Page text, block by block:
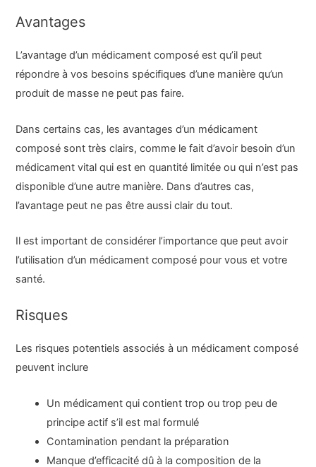
Avantages
L’avantage d’un médicament composé est qu’il peut
répondre à vos besoins spécifiques d’une manière qu’un
produit de masse ne peut pas faire.
Dans certains cas, les avantages d’un médicament
composé sont très clairs, comme le fait d’avoir besoin d’un
médicament vital qui est en quantité limitée ou qui n’est pas
disponible d’une autre manière. Dans d’autres cas,
l’avantage peut ne pas être aussi clair du tout.
Il est important de considérer l’importance que peut avoir
l’utilisation d’un médicament composé pour vous et votre
santé.
Risques
Les risques potentiels associés à un médicament composé
peuvent inclure
Un médicament qui contient trop ou trop peu de
principe actif s’il est mal formulé
Contamination pendant la préparation
Manque d’efficacité dû à la composition de la